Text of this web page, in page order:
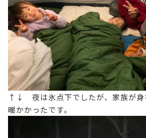
↑↓ 夜は氷点下でしたが、家族が身
暖かかったです。